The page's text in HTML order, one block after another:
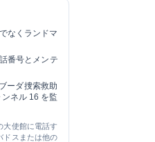
なくランドマ
番号とメンテ
ーダ捜索救助
ネル 16 を監
大使館に電話す
ドスまたは他の